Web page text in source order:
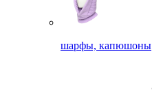
шарфы, капюшоны